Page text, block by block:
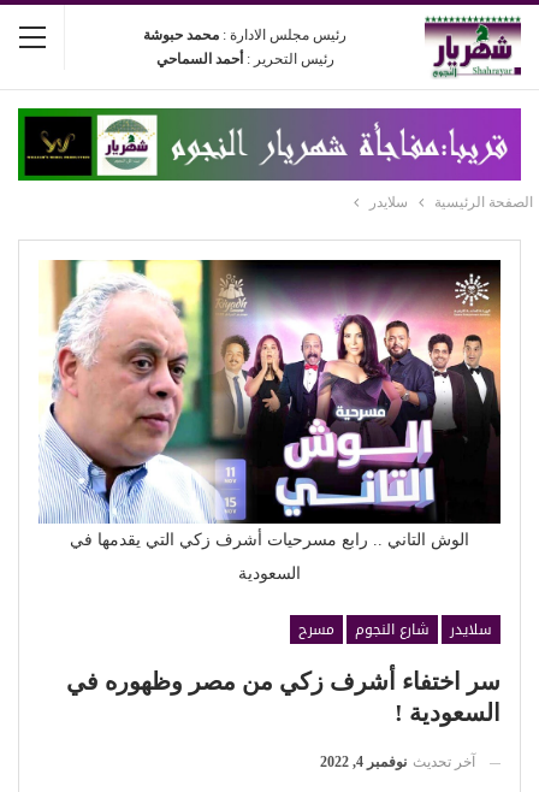
رئيس مجلس الادارة : محمد حبوشة
رئيس التحرير : أحمد السماحي
الصفحة الرئيسية سلايدر
الوش التاني .. رابع مسرحيات أشرف زكي التي يقدمها في
السعودية
سلايدر شارع النجوم
مسرح
سر اختفاء أشرف زكي من مصر وظهوره في
السعودية !
آخر تحديث نوفمبر 4, 2022